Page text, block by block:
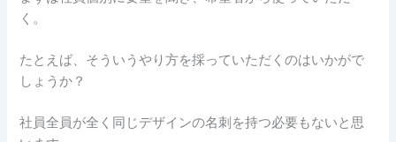
く。
たとえば、そういうやり方を採っていただくのはいかがで
しょうか？
社員全員が全く同じデザインの名刺を持つ必要もないと思